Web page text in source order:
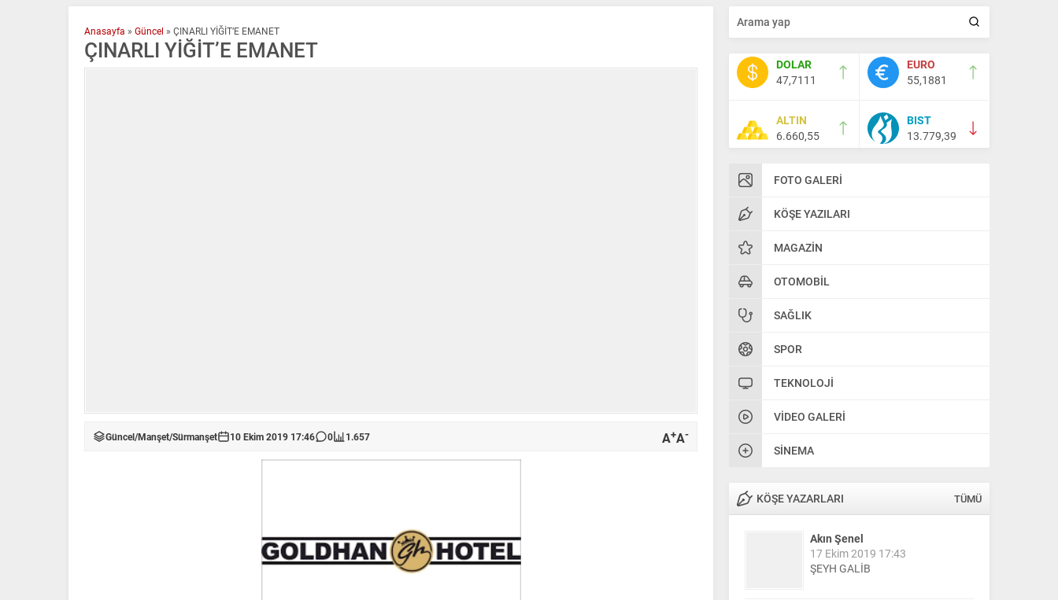
DOLAR
47,7111
EURO
55,1881
ALTIN
6.660,55
BIST
13.779,39
FOTO GALERI
KÖŞE YAZILARI
MAGAZIN
OTOMOBIL
SAĞLIK
SPOR
TEKNOLOJI
VIDEO GALERI
SINEMA
KÖŞE YAZARLARI TÜMÜ
Akın Şenel
17 Ekim 2019 17:43
ŞEYH GALİB
Anasayfa » Güncel » ÇINARLI YİĞİT’E EMANET
ÇINARLI YİĞİT’E EMANET
Güncel/Manşet/Sürmanşet 10 Ekim 2019 17:46 0 1.657 A+A-